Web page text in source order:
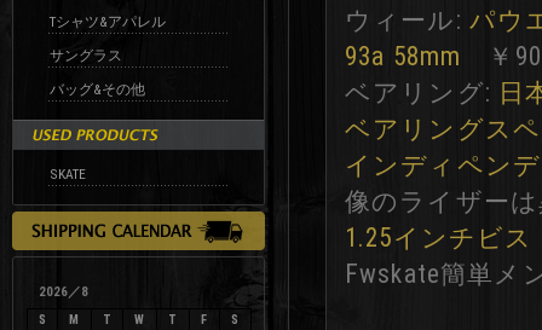
Tシャツ&アパレル
サングラス
バッグ&その他
SKATE
2026／8
S
M T W T F
S
ウィール: パウ
93a 58mm ￥
ベアリング: 日
ベアリングス
インディペン
像のライザー
1.25インチビス
Fwskate簡単